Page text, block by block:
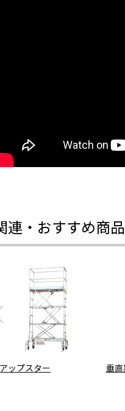
連・おすすめ商品
アップスター 垂